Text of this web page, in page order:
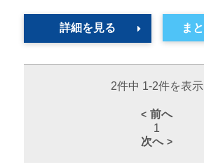
詳細を見る
2件中 1-2件を表示
前へ
1
次へ